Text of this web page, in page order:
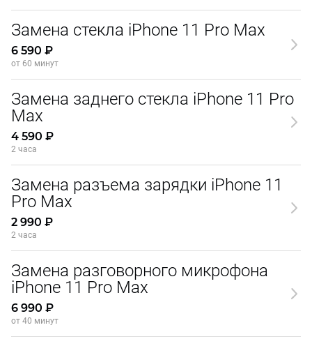
Замена стекла iPhone 11 Pro Max
6 590 ₽
от 60 минут
Замена заднего стекла iPhone 11 Pro
Max
4 590 ₽
2 часа
Замена разъема зарядки iPhone 11
Pro Max
2 990 ₽
2 часа
Замена разговорного микрофона
iPhone 11 Pro Max
6 990 ₽
от 40 минут